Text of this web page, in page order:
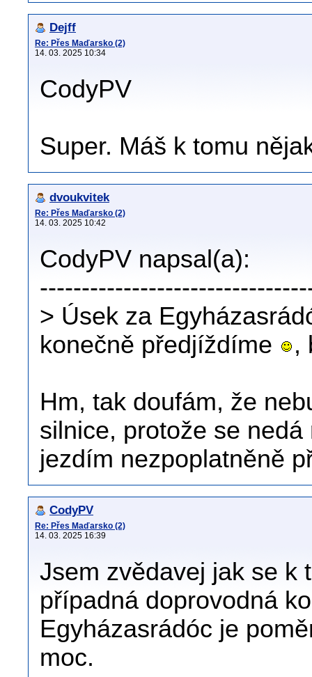
Dejff
Re: Přes Maďarsko (2)
14. 03. 2025 10:34
CodyPV
Super. Máš k tomu
dvoukvitek
Re: Přes Maďarsko (2)
14. 03. 2025 10:42
CodyPV napsal(a):
> Úsek za
konečně předjíždíme
,
Hm, tak doufám, že
silnice, protože se
jezdím nezpoplatněně
CodyPV
Re: Přes Maďarsko (2)
14. 03. 2025 16:39
Jsem zvědavej jak se k
případná doprovodná
Egyházasrádóc je
moc.